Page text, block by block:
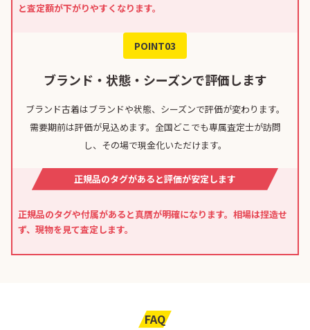
と査定額が下がりやすくなります。
POINT03
ブランド・状態・シーズンで評価します
ブランド古着はブランドや状態、シーズンで評価が変わります。
需要期前は評価が見込めます。全国どこでも専属査定士が訪問
し、その場で現金化いただけます。
正規品のタグがあると評価が安定します
正規品のタグや付属があると真贋が明確になります。相場は捏造せ
ず、現物を見て査定します。
FAQ